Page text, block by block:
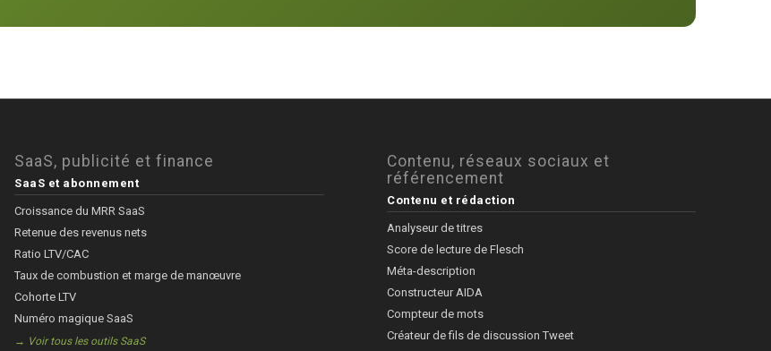
SaaS, publicité et finance
SaaS et abonnement
Croissance du MRR SaaS
Retenue des revenus nets
Ratio LTV/CAC
Taux de combustion et marge de manœuvre
Cohorte LTV
Numéro magique SaaS
→ Voir tous les outils SaaS
Contenu, réseaux sociaux et
référencement
Contenu et rédaction
Analyseur de titres
Score de lecture de Flesch
Méta-description
Constructeur AIDA
Compteur de mots
Créateur de fils de discussion Tweet